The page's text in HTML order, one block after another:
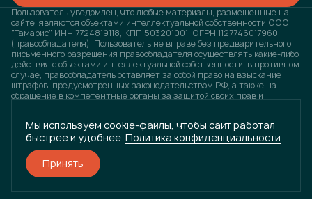
Пользователь уведомлен, что любые материалы, размещенные на
сайте, являются объектами интеллектуальной собственности ООО
"Тамарис" ИНН 7724819118, КПП 503201001, ОГРН 1127746017960
(правообладателя). Пользователь не вправе без предварительного
письменного разрешения правообладателя осуществлять какие-либо
действия с объектами интеллектуальной собственности, в противном
случае, правообладатель оставляет за собой право на взыскание
штрафов, предусмотренных законодательством РФ, а также на
обращение в компетентные органы за защитой своих прав и
при каких условиях не является публичной офертой, определяемой
положениями статьи 437 ГК РФ. Визуализация проектов
предварительная, возможны изменения.
Разработано
ГРУППА КОМПАНИЙ «ВЕКТОР»
Мы используем cookie-файлы, чтобы сайт работал
быстрее и удобнее. Политика конфиденциальности
Принять